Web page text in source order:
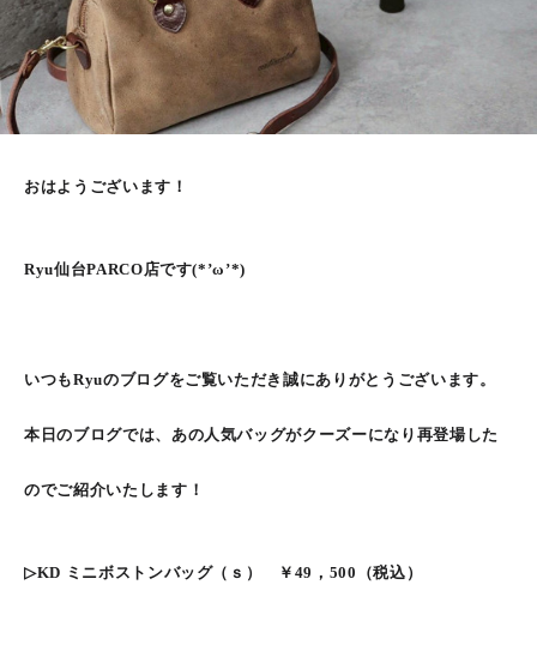
おはようございます！
Ryu仙台PARCO店です(*’ω’*)
いつもRyuのブログをご覧いただき誠にありがとうございます。
本日のブログでは、あの人気バッグがクーズーになり再登場した
のでご紹介いたします！
▷KD ミニボストンバッグ（ｓ） ￥49，500（税込）